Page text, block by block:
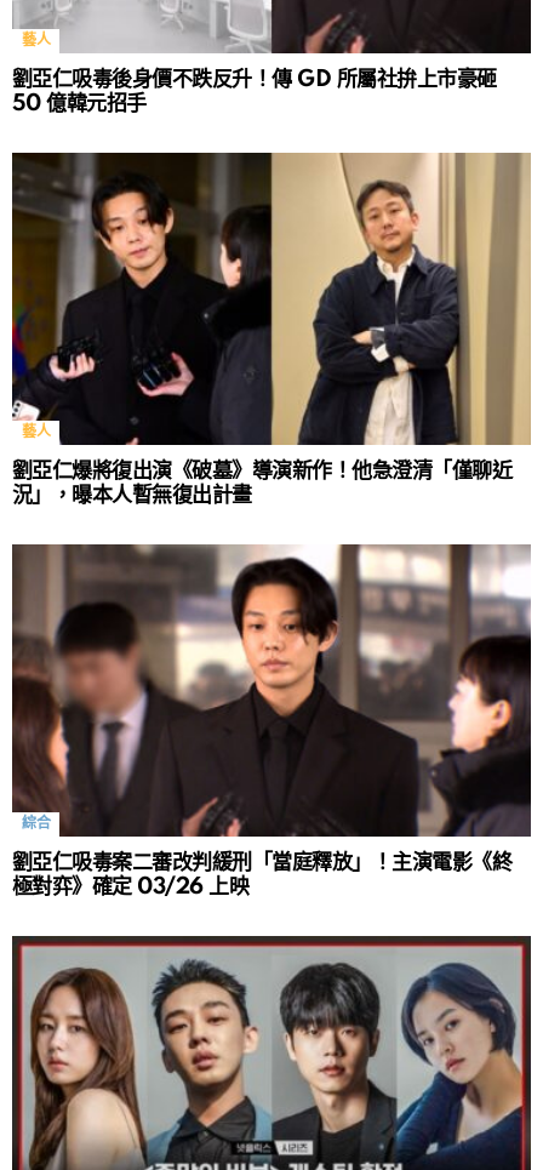
藝人
劉亞仁吸毒後身價不跌反升！傳 GD 所屬社拚上市豪砸
50 億韓元招手
藝人
劉亞仁爆將復出演《破墓》導演新作！他急澄清「僅聊近
況」，曝本人暫無復出計畫
綜合
劉亞仁吸毒案二審改判緩刑「當庭釋放」！主演電影《終
極對弈》確定 03/26 上映